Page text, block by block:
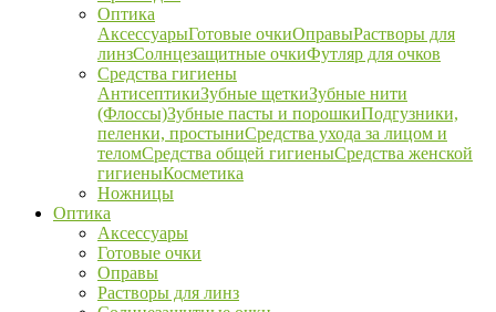
Оптика
АксессуарыГотовые очкиОправыРастворы для
линзСолнцезащитные очкиФутляр для очков
Средства гигиены
АнтисептикиЗубные щеткиЗубные нити
(Флоссы)Зубные пасты и порошкиПодгузники,
пеленки, простыниСредства ухода за лицом и
теломСредства общей гигиеныСредства женской
гигиеныКосметика
Ножницы
Оптика
Аксессуары
Готовые очки
Оправы
Растворы для линз